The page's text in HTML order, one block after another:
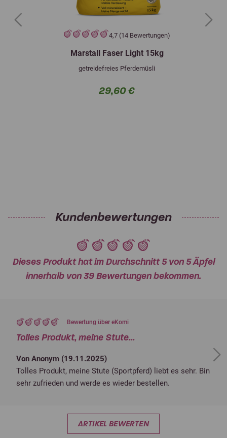
4,7 (14 Bewertungen)
Marstall Faser Light 15kg
getreidefreies Pferdemüsli
29,60 €
Previous Next
Kundenbewertungen
Dieses Produkt hat im Durchschnitt 5 von 5 Äpfel
innerhalb von 39 Bewertungen bekommen.
Bewertung über eKomi
Tolles Produkt, meine Stute...
Von Anonym (19.11.2025)
Tolles Produkt, meine Stute (Sportpferd) liebt es sehr. Bin
sehr zufrieden und werde es wieder bestellen.
Next
ARTIKEL BEWERTEN